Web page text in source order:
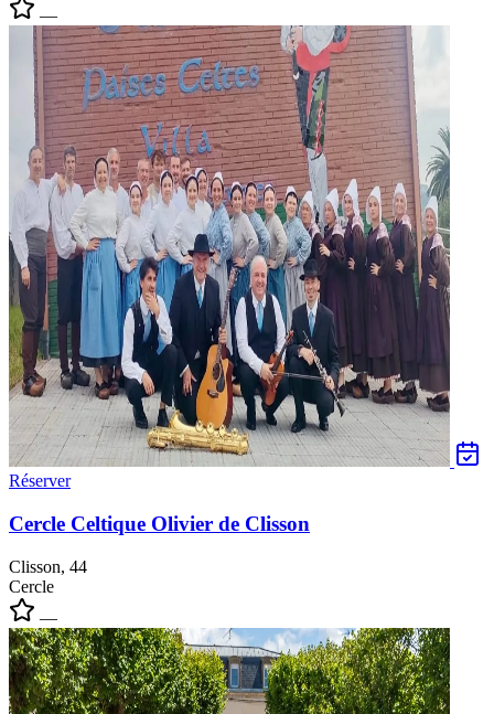
—
Réserver
Cercle Celtique Olivier de Clisson
Clisson, 44
Cercle
—